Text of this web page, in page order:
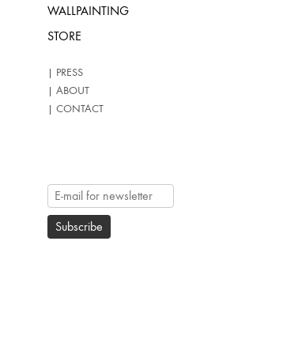
WALLPAINTING
STORE
| PRESS
| ABOUT
| CONTACT